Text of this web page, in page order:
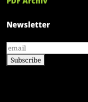
Newsletter